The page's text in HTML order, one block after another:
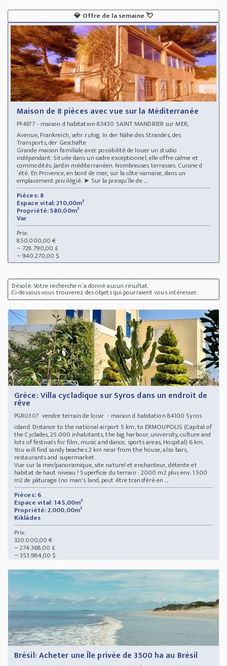
💎 Offre de la semaine 💘
Maison de 8 pièces avec vue sur la Méditerranée
PF4877 - maison d habitation 83430 SAINT MANDRIER sur MER,
Avenue, Frankreich, sehr ruhig. In der Nähe des Strandes, des
Transports, der Geschäfte
Grande maison familiale avec possibilité de louer un studio
indépendant. Située dans un cadre exceptionnel, elle offre calme et
commodités. Jardin méditerranéen. Nombreuses terrasses. Cuisine d
´été. En Provence, en bord de mer, sur la côte varnaise, dans un
emplacement privilégié. ➤ Sur la presqu´île de ...
Pièces: 8
Espace vital: 210,00m²
Propriété: 580,00m²
Var
Prix:
850.000,00 €
~ 728.790,00 £
~ 940.270,00 $
Désolé. Votre recherche n´a donné aucun résultat.
Ci-dessous vous trouverez des objets qui pourraient vous intéresser.
Grèce: Villa cycladique sur Syros dans un endroit de
rêve
PGR0307 vendre terrain de loisir - maison d habitation 84100 Syros
island. Distance to the national airport 5 km, to ERMOUPOLIS (Capital of
the Cyclades, 25.000 inhabitants, the big harbour, university, culture and
lots of festivals for film, music and dance, sports areas, Hospital) 6 km.
You will find sandy beaches 2 km near from the house, also bars,
restaurants and supermarket
Vue sur la mer/panoramique, site naturel et enchanteur, détente et
habitat de haut niveau ! Superficie du terrain : 2000 m2 plus env. 1.500
m2 de pâturage (no man's land, peut être transféré en ...
Pièces: 6
Espace vital: 145,00m²
Propriété: 2.000,00m²
Kikládes
Prix:
320.000,00 €
~ 274.368,00 £
~ 353.984,00 $
Brésil: Acheter une Île privée de 3500 ha au Brésil